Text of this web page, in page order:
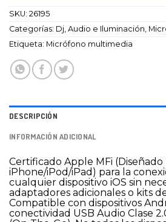
SKU: 26195
Categorías: Dj, Audio e Iluminación,
Etiqueta: Micrófono multimedia
DESCRIPCIÓN
INFORMACIÓN ADICIONAL
Certificado Apple MFi (Diseñado
iPhone/iPod/iPad) para la
cualquier dispositivo iOS sin
adaptadores adicionales o kits
Compatible con dispositivos
conectividad USB Audio Clase